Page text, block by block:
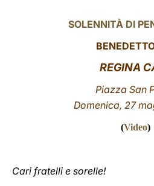
SOLENNITÀ DI
REGINA
Piazza San
Domenica, 27
(Video)
Cari fratelli e sorelle!